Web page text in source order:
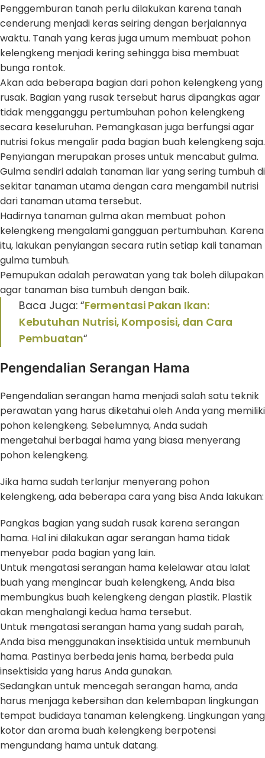
Penggemburan tanah perlu dilakukan karena tanah
cenderung menjadi keras seiring dengan berjalannya
waktu. Tanah yang keras juga umum membuat pohon
kelengkeng menjadi kering sehingga bisa membuat
bunga rontok.
Akan ada beberapa bagian dari pohon kelengkeng yang
rusak. Bagian yang rusak tersebut harus dipangkas agar
tidak mengganggu pertumbuhan pohon kelengkeng
secara keseluruhan. Pemangkasan juga berfungsi agar
nutrisi fokus mengalir pada bagian buah kelengkeng saja.
Penyiangan merupakan proses untuk mencabut gulma.
Gulma sendiri adalah tanaman liar yang sering tumbuh di
sekitar tanaman utama dengan cara mengambil nutrisi
dari tanaman utama tersebut.
Hadirnya tanaman gulma akan membuat pohon
kelengkeng mengalami gangguan pertumbuhan. Karena
itu, lakukan penyiangan secara rutin setiap kali tanaman
gulma tumbuh.
Pemupukan adalah perawatan yang tak boleh dilupakan
agar tanaman bisa tumbuh dengan baik.
Baca Juga: “Fermentasi Pakan Ikan:
Kebutuhan Nutrisi, Komposisi, dan Cara
Pembuatan“
Pengendalian Serangan Hama
Pengendalian serangan hama menjadi salah satu teknik
perawatan yang harus diketahui oleh Anda yang memiliki
pohon kelengkeng. Sebelumnya, Anda sudah
mengetahui berbagai hama yang biasa menyerang
pohon kelengkeng.
Jika hama sudah terlanjur menyerang pohon
kelengkeng, ada beberapa cara yang bisa Anda lakukan:
Pangkas bagian yang sudah rusak karena serangan
hama. Hal ini dilakukan agar serangan hama tidak
menyebar pada bagian yang lain.
Untuk mengatasi serangan hama kelelawar atau lalat
buah yang mengincar buah kelengkeng, Anda bisa
membungkus buah kelengkeng dengan plastik. Plastik
akan menghalangi kedua hama tersebut.
Untuk mengatasi serangan hama yang sudah parah,
Anda bisa menggunakan insektisida untuk membunuh
hama. Pastinya berbeda jenis hama, berbeda pula
insektisida yang harus Anda gunakan.
Sedangkan untuk mencegah serangan hama, anda
harus menjaga kebersihan dan kelembapan lingkungan
tempat budidaya tanaman kelengkeng. Lingkungan yang
kotor dan aroma buah kelengkeng berpotensi
mengundang hama untuk datang.